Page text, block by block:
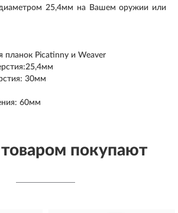
диаметром 25,4мм на Вашем оружии или
планок Piсatinny и Weaver
30мм
60мм
покупают